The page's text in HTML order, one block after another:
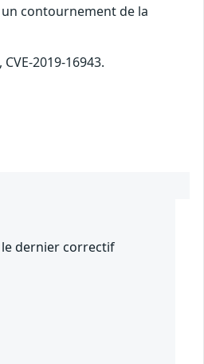
contournement de la
2019-16943.
le dernier correctif